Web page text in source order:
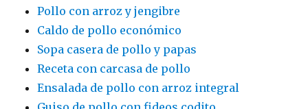
Pollo con arroz y jengibre
Caldo de pollo económico
Sopa casera de pollo y papas
Receta con carcasa de pollo
Ensalada de pollo con arroz integral